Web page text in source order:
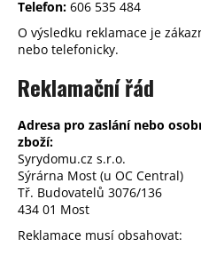
Telefon: 606 535 484
O výsledku reklamace je
nebo telefonicky.
Reklamační řád
Adresa pro zaslání nebo
zboží:
Syrydomu.cz s.r.o.
Sýrárna Most (u OC Central)
Tř. Budovatelů 3076/136
434 01 Most
Reklamace musí obsahovat:
a
j
í
t
?
HLEDAT